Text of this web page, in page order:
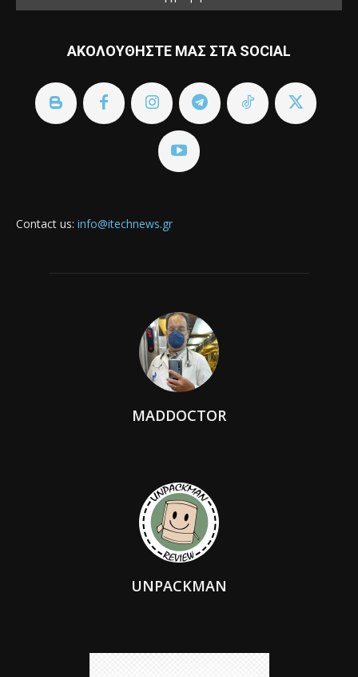
ΑΚΟΛΟΥΘΗΣΤΕ ΜΑΣ ΣΤΑ SOCIAL
Contact us: info@itechnews.gr
MADDOCTOR
UNPACKMAN